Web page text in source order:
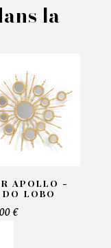
la
APOLLO -
DO LOBO
€